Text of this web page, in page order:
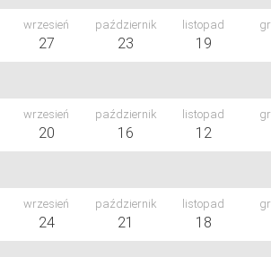
wrzesień
27
październik
23
listopad
19
wrzesień
20
październik
16
listopad
12
wrzesień
24
październik
21
listopad
18